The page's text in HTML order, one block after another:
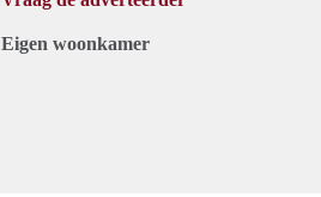
Eigen woonkamer